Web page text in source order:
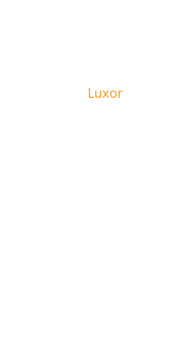
Luxor